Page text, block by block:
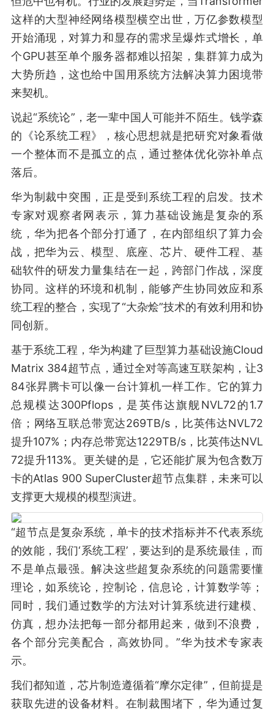
这样的大型神经网络模型横空出世，万亿参数模型
开始涌现，对算力和显存的需求呈爆炸式增长，单
个GPU甚至单个服务器都难以招架，集群算力成为
大势所趋，这也给中国用系统方法解决算力困境带
来契机。
说起“系统论”，老一辈中国人可能并不陌生。钱学森
的《论系统工程》，核心思想就是把研究对象看做
一个整体而不是孤立的点，通过整体优化弥补单点
落后。
华为制裁中突围，正是受到系统工程的启发。技术
专家对观察者网表示，算力基础设施是复杂的系
统，华为把各个部分打通了，在内部组织了算力会
战，把华为云、模型、底座、芯片、硬件工程、基
础软件的研发力量集结在一起，跨部门作战，深度
协同。这样的环境和机制，能够产生协同效应和系
统工程的整合，实现了“大杂烩”技术的有效利用和协
同创新。
基于系统工程，华为构建了巨型算力基础设施Cloud
Matrix 384超节点，通过全对等高速互联架构，让3
84张昇腾卡可以像一台计算机一样工作。它的算力
总规模达300Pflops，是英伟达旗舰NVL72的1.7
倍；网络互联总带宽达269TB/s，比英伟达NVL72
提升107%；内存总带宽达1229TB/s，比英伟达NVL
72提升113%。更关键的是，它还能扩展为包含数万
卡的Atlas 900 SuperCluster超节点集群，未来可以
支撑更大规模的模型演进。
“超节点是复杂系统，单卡的技术指标并不代表系统
的效能，我们‘系统工程’，要达到的是系统最佳，而
不是单点最强。解决这些超复杂系统的问题需要懂
理论，如系统论，控制论，信息论，计算数学等；
同时，我们通过数学的方法对计算系统进行建模、
仿真，想办法把每一部分都用起来，做到不浪费，
各个部分完美配合，高效协同。”华为技术专家表
示。
我们都知道，芯片制造遵循着“摩尔定律”，但前提是
获取先进的设备材料。在制裁围堵下，华为通过复